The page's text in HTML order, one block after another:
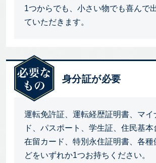
1つからでも、小さい物でも喜んで
ていただきます。
身分証が必要
運転免許証、運転経歴証明書、マイ
ド、パスポート、学生証、住民基本
在留カード、特別永住証明書、各種
どをいずれか1つお持ちください。